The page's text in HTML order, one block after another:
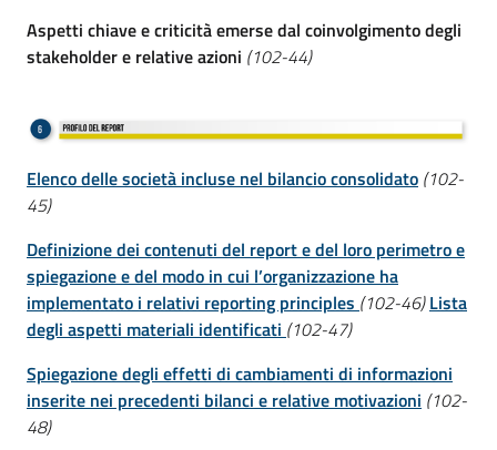
Aspetti chiave e criticità emerse dal coinvolgimento degli
stakeholder e relative azioni (102-44)
Elenco delle società incluse nel bilancio consolidato (102-
45)
Definizione dei contenuti del report e del loro perimetro e
spiegazione e del modo in cui l’organizzazione ha
implementato i relativi reporting principles (102-46) Lista
degli aspetti materiali identificati (102-47)
Spiegazione degli effetti di cambiamenti di informazioni
inserite nei precedenti bilanci e relative motivazioni (102-
48)